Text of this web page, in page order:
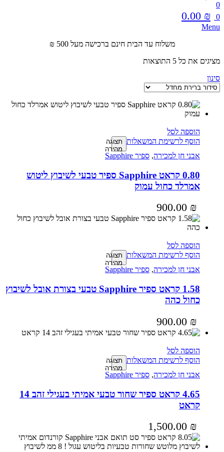
0
0
0.00 ₪
Menu
משלוח עד הבית חינם ברכישה מעל 500 ₪
מציגים את כל ⁦5⁩ התוצאות
סינון
הוספה לסל
הוסף לרשימת המשאלות תצוגה
מהירה
אבני חן למכירה, ספיר Sapphire
0.80 קראט Sapphire ספיר טבעי לשיבוץ ליטוש
אמרלד כחול עמוק
900.00 ₪
הוספה לסל
הוסף לרשימת המשאלות תצוגה
מהירה
אבני חן למכירה, ספיר Sapphire
1.58 קראט ספיר Sapphire טבעי בצורת אובל לשיבוץ
כחול כהה
900.00 ₪
הוספה לסל
הוסף לרשימת המשאלות תצוגה
מהירה
אבני חן למכירה, ספיר Sapphire
4.65 קראט ספיר שחור טבעי אמיתי בעגילי זהב 14
קראט
1,500.00 ₪